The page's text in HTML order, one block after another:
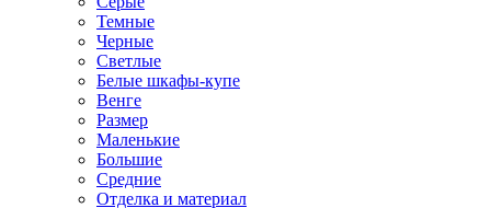
Темные
Черные
Светлые
Белые шкафы-купе
Венге
Размер
Маленькие
Большие
Средние
Отделка и материал